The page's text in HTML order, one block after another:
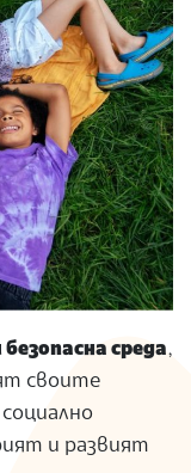
среда,
своите
и развият